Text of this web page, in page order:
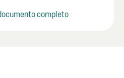
completo